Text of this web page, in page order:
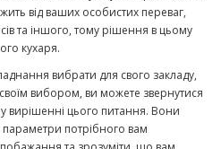
від ваших особистих переваг,
та іншого, тому рішення в цьому
кухаря.
вибрати для свого закладу,
вибором, ви можете звернутися
вирішенні цього питання. Вони
параметри потрібного вам